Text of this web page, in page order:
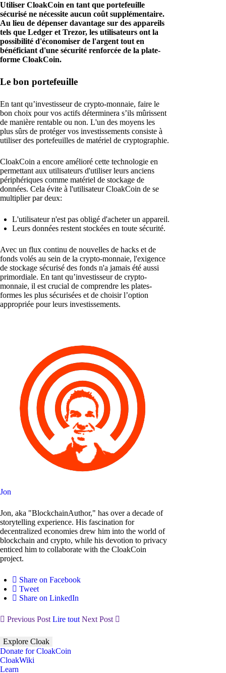
Utiliser CloakCoin en tant que portefeuille
sécurisé ne nécessite aucun coût supplémentaire.
Au lieu de dépenser davantage sur des appareils
tels que Ledger et Trezor, les utilisateurs ont la
possibilité d'économiser de l'argent tout en
bénéficiant d'une sécurité renforcée de la plate-
forme CloakCoin.
Le bon portefeuille
En tant qu’investisseur de crypto-monnaie, faire le
bon choix pour vos actifs déterminera s’ils mûrissent
de manière rentable ou non. L'un des moyens les
plus sûrs de protéger vos investissements consiste à
utiliser des portefeuilles de matériel de cryptographie.
CloakCoin a encore amélioré cette technologie en
permettant aux utilisateurs d'utiliser leurs anciens
périphériques comme matériel de stockage de
données. Cela évite à l'utilisateur CloakCoin de se
multiplier par deux:
L'utilisateur n'est pas obligé d'acheter un appareil.
Leurs données restent stockées en toute sécurité.
Avec un flux continu de nouvelles de hacks et de
fonds volés au sein de la crypto-monnaie, l'exigence
de stockage sécurisé des fonds n'a jamais été aussi
primordiale. En tant qu’investisseur de crypto-
monnaie, il est crucial de comprendre les plates-
formes les plus sécurisées et de choisir l’option
appropriée pour leurs investissements.
Jon
Jon, aka "BlockchainAuthor," has over a decade of
storytelling experience. His fascination for
decentralized economies drew him into the world of
blockchain and crypto, while his devotion to privacy
enticed him to collaborate with the CloakCoin
project.
Share on Facebook
Tweet
Share on LinkedIn
Previous PostLire tout Next Post
Explore Cloak
Donate for CloakCoin
CloakWiki
Learn